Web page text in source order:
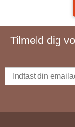
Tilmeld dig